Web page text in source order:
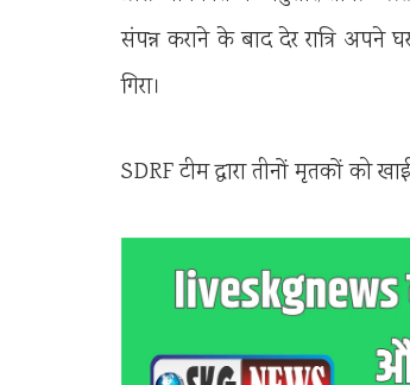
संपन्न कराने के बाद देर रात्रि अपने
गिरा।
SDRF टीम द्वारा तीनों मृतकों को